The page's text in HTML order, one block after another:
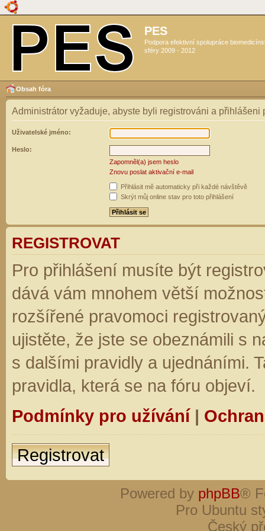
PES
Podpora efektivní spolupráce
sféry 2009 - 2012
Obsah fóra
Administrátor vyžaduje, abyste byli registrováni a přihlášeni
Uživatelské jméno:
Heslo:
Zapomněl(a) jsem heslo
Znovu poslat aktivační e-mail
Přihlásit mě automaticky při každé návštěvě
Skrýt můj online stav pro toto přihlášení
REGISTROVAT
Pro přihlášení musíte být
dává vám mnohem větší
rozšířené pravomoci
ujistěte, že jste se obeznámili s
s dalšími pravidly a ujednáními.
pravidla, která se na fóru objeví.
Podmínky pro užívání|
Registrovat
Powered by phpBB®
Pro Ubuntu
Český